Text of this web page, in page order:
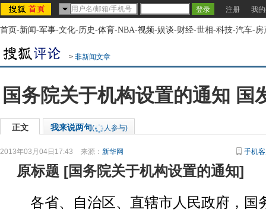
注册 我
首页-新闻-军事-文化-历史-体育-NBA-视频-娱谈-财经-世相-科技-汽车-房
> 非新闻文章
国务院关于机构设置的通知 国
正文 我来说两句( 人参与)
2013年03月04日17:43 来源： 新华网 手机
原标题 [国务院关于机构设置的通知]
各省、自治区、直辖市人民政府，国